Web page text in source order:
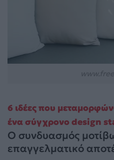
6 ιδέες που
ένα σύγχρονο design
Ο συνδυασμός
επαγγελματικό